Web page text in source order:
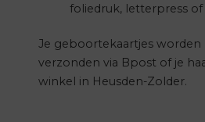
foliedruk, letterpress
Je geboortekaartjes worden
verzonden via Bpost of je
winkel in Heusden-Zolder.